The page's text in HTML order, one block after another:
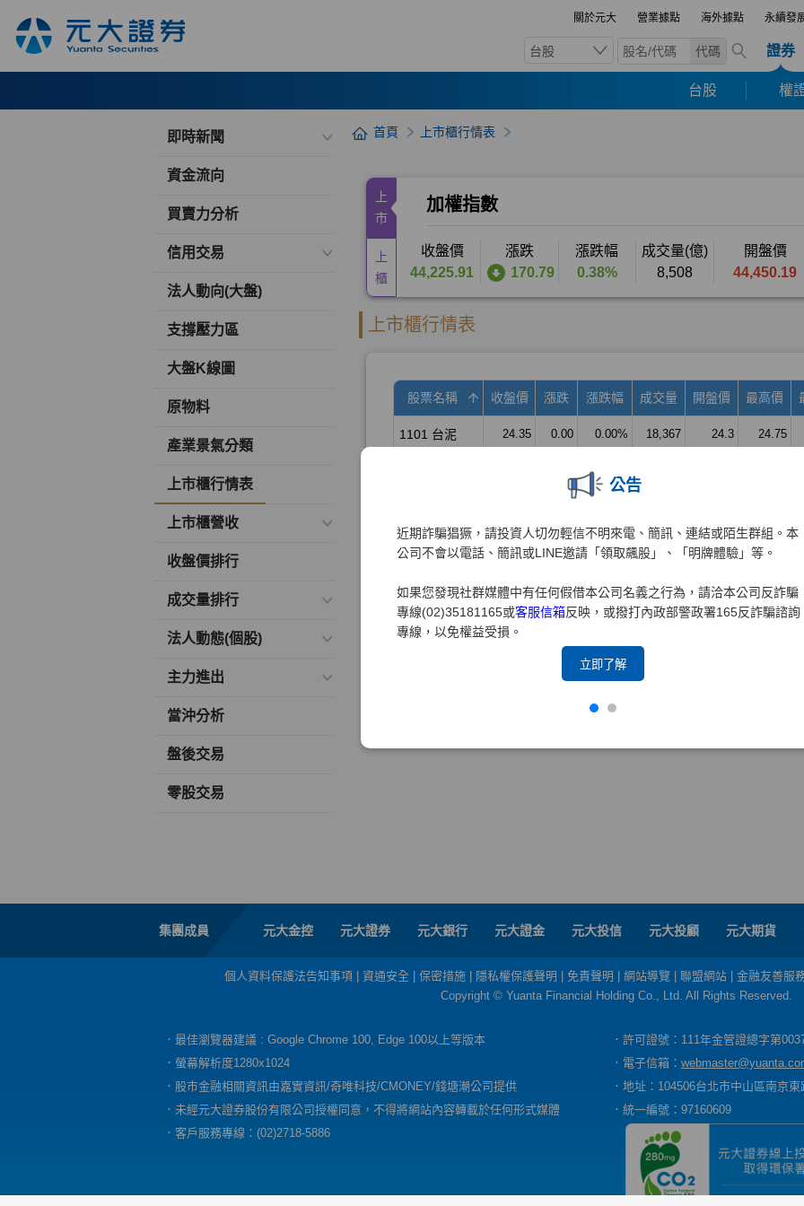
關於元大 營業據點 海外據點 永續發
台股 代碼 證券
台股 權
公告
近期詐騙猖獗，請投資人切勿輕信不明來電、簡訊、連結或陌生群組。本
公司不會以電話、簡訊或LINE邀請「領取飆股」、「明牌體驗」等。
如果您發現社群媒體中有任何假借本公司名義之行為，請洽本公司反詐騙
專線(02)35181165或客服信箱反映，或撥打內政部警政署165反詐騙諮詢
專線，以免權益受損。
立即了解
即時新聞
資金流向
買賣力分析
信用交易
法人動向(大盤)
支撐壓力區
大盤K線圖
原物料
產業景氣分類
上市櫃行情表
上市櫃營收
收盤價排行
成交量排行
法人動態(個股)
主力進出
當沖分析
盤後交易
零股交易
首頁 上市櫃行情表
集團成員 元大金控 元大證券 元大銀行 元大證金 元大投信 元大投顧 元大期貨
個人資料保護法告知事項 資通安全 保密措施 隱私權保護聲明 免責聲明 網站導覽 聯盟網站
金融友善服
Copyright © Yuanta Financial Holding Co., Ltd. All Rights Reserved.
．最佳瀏覽器建議 : Google Chrome 100, Edge 100以上等版本
．許可證號：111年金管證總字第
．螢幕解析度1280x1024
．電子信箱：
．股市金融相關資訊由嘉實資訊/奇唯科技/CMONEY/錢塘潮公司提供
．地址：104506台北市中山區南京
．未經元大證券股份有限公司授權同意，不得將網站內容轉載於任何形式媒體
．統一編號：97160609
．客戶服務專線：(02)2718-5886